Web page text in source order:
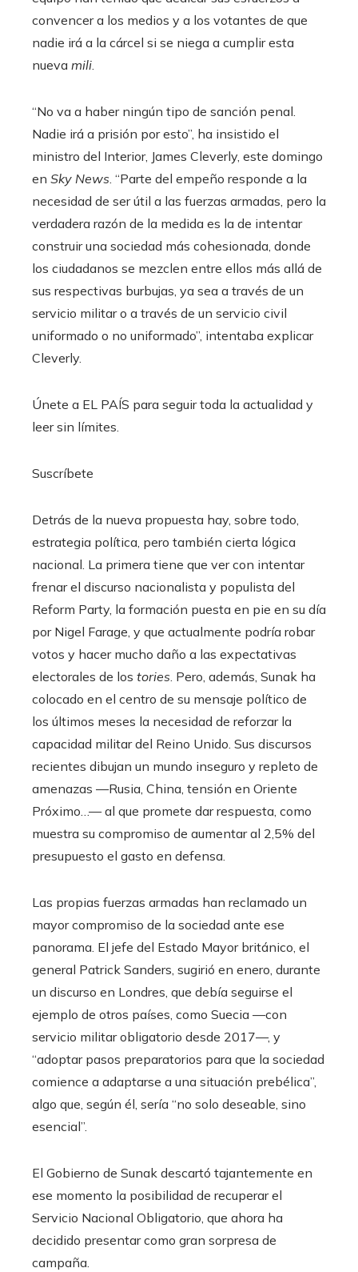
convencer a los medios y a los votantes de que
nadie irá a la cárcel si se niega a cumplir esta
nueva mili.
“No va a haber ningún tipo de sanción penal.
Nadie irá a prisión por esto”, ha insistido el
ministro del Interior, James Cleverly, este domingo
en Sky News. “Parte del empeño responde a la
necesidad de ser útil a las fuerzas armadas, pero la
verdadera razón de la medida es la de intentar
construir una sociedad más cohesionada, donde
los ciudadanos se mezclen entre ellos más allá de
sus respectivas burbujas, ya sea a través de un
servicio militar o a través de un servicio civil
uniformado o no uniformado”, intentaba explicar
Cleverly.
Únete a EL PAÍS para seguir toda la actualidad y
leer sin límites.
Suscríbete
Detrás de la nueva propuesta hay, sobre todo,
estrategia política, pero también cierta lógica
nacional. La primera tiene que ver con intentar
frenar el discurso nacionalista y populista del
Reform Party, la formación puesta en pie en su día
por Nigel Farage, y que actualmente podría robar
votos y hacer mucho daño a las expectativas
electorales de los tories. Pero, además, Sunak ha
colocado en el centro de su mensaje político de
los últimos meses la necesidad de reforzar la
capacidad militar del Reino Unido. Sus discursos
recientes dibujan un mundo inseguro y repleto de
amenazas —Rusia, China, tensión en Oriente
Próximo…— al que promete dar respuesta, como
muestra su compromiso de aumentar al 2,5% del
presupuesto el gasto en defensa.
Las propias fuerzas armadas han reclamado un
mayor compromiso de la sociedad ante ese
panorama. El jefe del Estado Mayor británico, el
general Patrick Sanders, sugirió en enero, durante
un discurso en Londres, que debía seguirse el
ejemplo de otros países, como Suecia —con
servicio militar obligatorio desde 2017—, y
“adoptar pasos preparatorios para que la sociedad
comience a adaptarse a una situación prebélica”,
algo que, según él, sería “no solo deseable, sino
esencial”.
El Gobierno de Sunak descartó tajantemente en
ese momento la posibilidad de recuperar el
Servicio Nacional Obligatorio, que ahora ha
decidido presentar como gran sorpresa de
campaña.